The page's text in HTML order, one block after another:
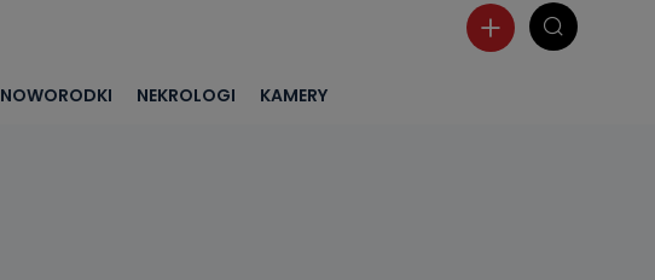
NOWORODKI NEKROLOGI KAMERY